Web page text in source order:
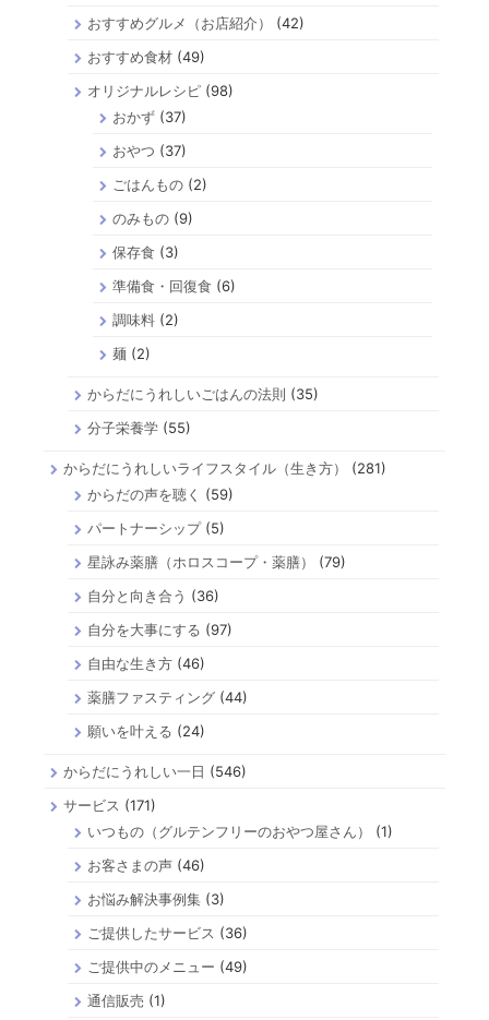
おすすめグルメ（お店紹介）
(42)
おすすめ食材 (49)
オリジナルレシピ (98)
おかず(37)
おやつ (37)
ごはんもの(2)
のみもの(9)
保存食 (3)
準備食・回復食 (6)
調味料(2)
麺 (2)
からだにうれしいごはんの法則 (35)
分子栄養学 (55)
からだにうれしいライフスタイル（生き方）
(281)
からだの声を聴く
(59)
パートナーシップ(5)
星詠み薬膳（ホロスコープ・薬膳）
(79)
自分と向き合う (36)
自分を大事にする (97)
自由な生き方 (46)
薬膳ファスティング (44)
願いを叶える (24)
からだにうれしい一日 (546)
サービス (171)
いつもの（グルテンフリーのおやつ屋さん）
(1)
お客さまの声 (46)
お悩み解決事例集 (3)
ご提供したサービス (36)
ご提供中のメニュー (49)
通信販売 (1)